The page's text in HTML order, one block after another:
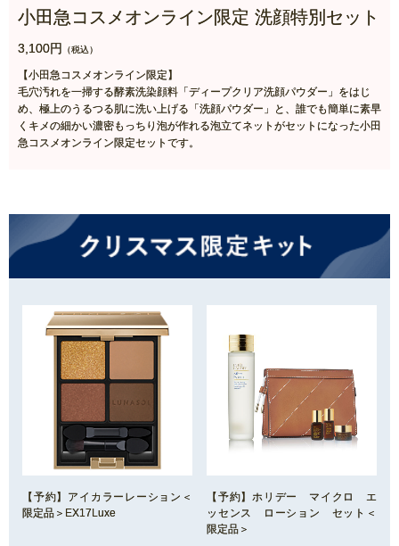
小田急コスメオンライン限定 洗顔特別セット
3,100円 （税込）
【小田急コスメオンライン限定】
毛穴汚れを一掃する酵素洗染顔料「ディープクリア洗顔パウダー」をはじ
め、極上のうるつる肌に洗い上げる「洗顔パウダー」と、誰でも簡単に素早
くキメの細かい濃密もっちり泡が作れる泡立てネットがセットになった小田
急コスメオンライン限定セットです。
【予約】アイカラーレーション＜
限定品＞EX17Luxe
【予約】ホリデー マイクロ エ
ッセンス ローション セット＜
限定品＞